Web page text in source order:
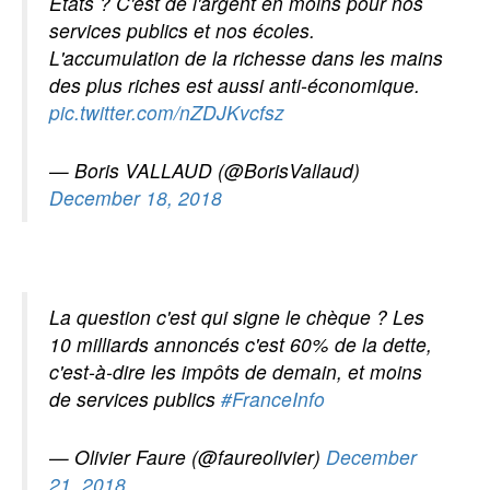
services publics et nos écoles.
L'accumulation de la richesse dans les mains
des plus riches est aussi anti-économique.
pic.twitter.com/nZDJKvcfsz
— Boris VALLAUD (@BorisVallaud)
December 18, 2018
La question c'est qui signe le chèque ? Les
10 milliards annoncés c'est 60% de la dette,
c'est-à-dire les impôts de demain, et moins
de services publics #FranceInfo
— Olivier Faure (@faureolivier) December
21, 2018